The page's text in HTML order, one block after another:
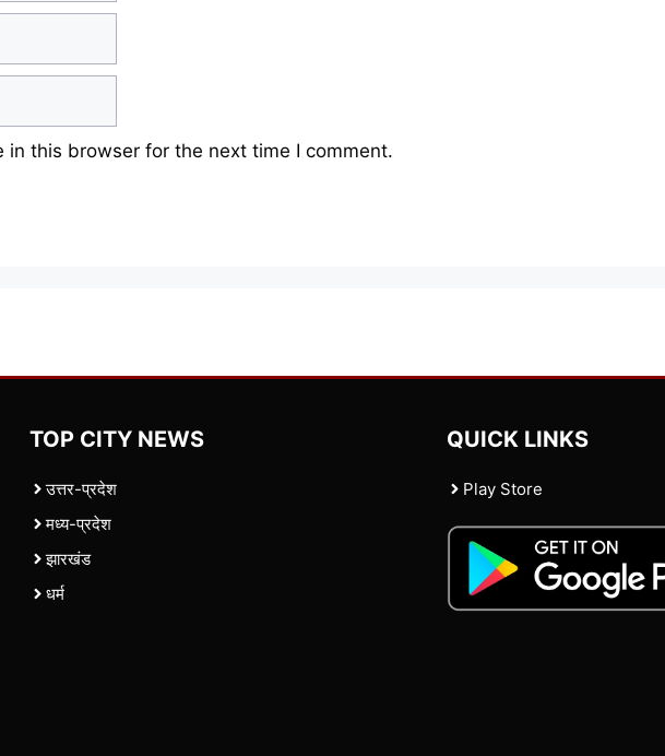
in this browser for the next time I comment.
TOP CITY NEWS
उत्तर-प्रदेश
मध्य-प्रदेश
झारखंड
धर्म
QUICK LINKS
Play Store